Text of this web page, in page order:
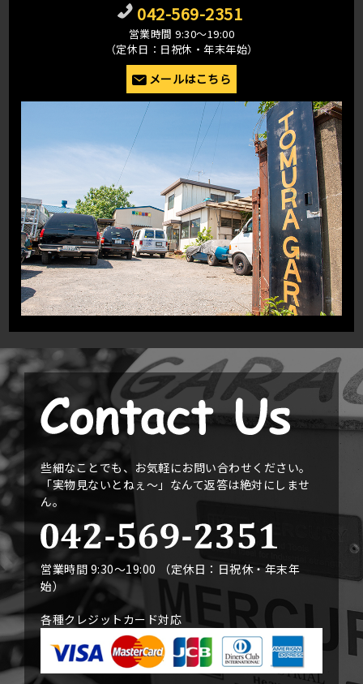
042-569-2351
営業時間 9:30〜19:00
（定休日：日祝休・年末年始）
メールはこちら
些細なことでも、お気軽にお問い合わせください。
「実物見ないとねぇ〜」なんて返答は絶対にしませ
ん。
営業時間 9:30〜19:00 （定休日：日祝休・年末年
始）
各種クレジットカード対応